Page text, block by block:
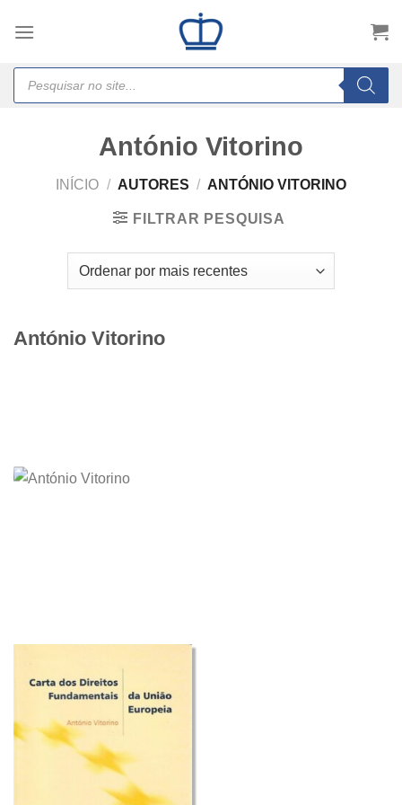
Products
search
António Vitorino
INÍCIO / AUTORES / ANTÓNIO VITORINO
FILTRAR PESQUISA
António Vitorino